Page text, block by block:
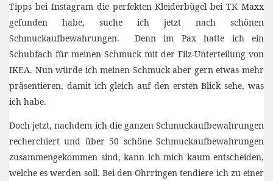
Tipps bei Instagram die perfekten Kleiderbügel bei TK Maxx
gefunden habe, suche ich jetzt nach schönen
Schmuckaufbewahrungen. Denn im Pax hatte ich ein
Schubfach für meinen Schmuck mit der Filz-Unterteilung von
IKEA. Nun würde ich meinen Schmuck aber gern etwas mehr
präsentieren, damit ich gleich auf den ersten Blick sehe, was
ich habe.
Doch jetzt, nachdem ich die ganzen Schmuckaufbewahrungen
recherchiert und über 50 schöne Schmuckaufbewahrungen
zusammengekommen sind, kann ich mich kaum entscheiden,
welche es werden soll. Bei den Ohrringen tendiere ich zu einer